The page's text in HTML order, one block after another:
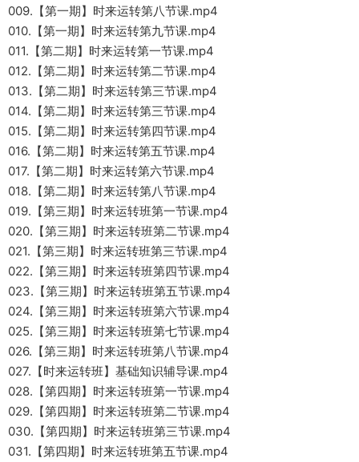
009.【第一期】时来运转第八节课.mp4
010.【第一期】时来运转第九节课.mp4
011.【第二期】时来运转第一节课.mp4
012.【第二期】时来运转第二节课.mp4
013.【第二期】时来运转第三节课.mp4
014.【第二期】时来运转第三节课.mp4
015.【第二期】时来运转第四节课.mp4
016.【第二期】时来运转第五节课.mp4
017.【第二期】时来运转第六节课.mp4
018.【第二期】时来运转第八节课.mp4
019.【第三期】时来运转班第一节课.mp4
020.【第三期】时来运转班第二节课.mp4
021.【第三期】时来运转班第三节课.mp4
022.【第三期】时来运转班第四节课.mp4
023.【第三期】时来运转班第五节课.mp4
024.【第三期】时来运转班第六节课.mp4
025.【第三期】时来运转班第七节课.mp4
026.【第三期】时来运转班第八节课.mp4
027.【时来运转班】基础知识辅导课.mp4
028.【第四期】时来运转班第一节课.mp4
029.【第四期】时来运转班第二节课.mp4
030.【第四期】时来运转班第三节课.mp4
031.【第四期】时来运转班第五节课.mp4